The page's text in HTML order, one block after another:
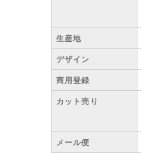
生産地
デザイン
商用登録
カット売り
メール便